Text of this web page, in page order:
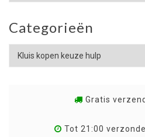
Categorieën
Gratis
Tot 21:00